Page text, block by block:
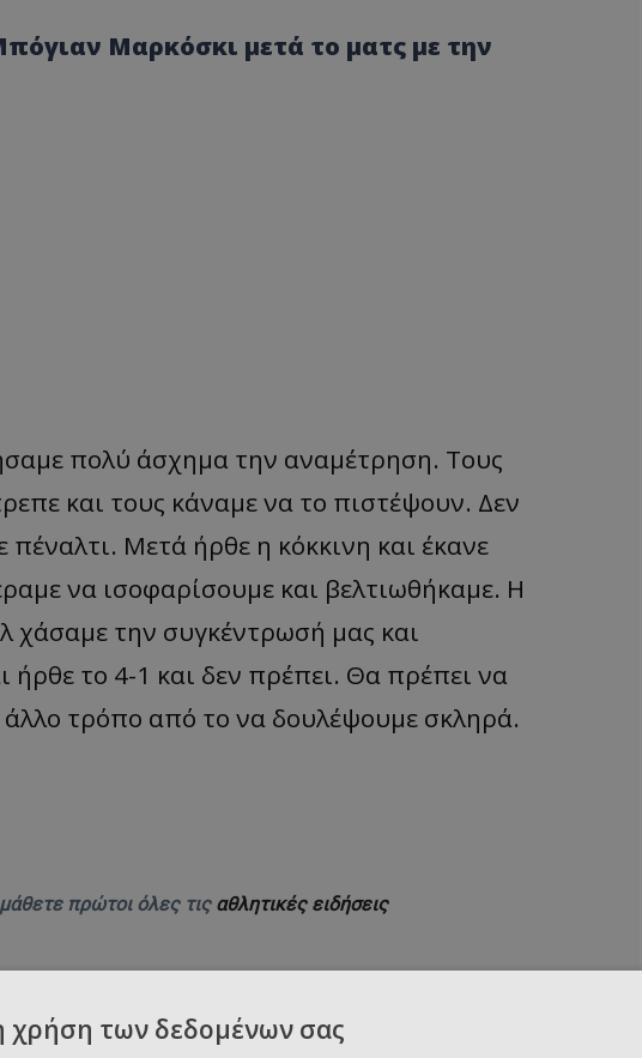
Μαρκόσκι μετά το ματς με την
πολύ άσχημα την αναμέτρηση. Τους
και τους κάναμε να το πιστέψουν. Δεν
πέναλτι. Μετά ήρθε η κόκκινη και έκανε
να ισοφαρίσουμε και βελτιωθήκαμε. Η
χάσαμε την συγκέντρωσή μας και
το 4-1 και δεν πρέπει. Θα πρέπει να
τρόπο από το να δουλέψουμε σκληρά.
πρώτοι όλες τις αθλητικές ειδήσεις
χρήση των δεδομένων σας